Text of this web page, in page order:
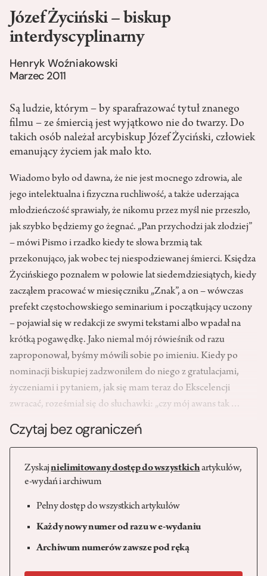
Józef Życiński – biskup
interdyscyplinarny
Henryk Woźniakowski
Marzec 2011
Są ludzie, którym – by sparafrazować tytuł znanego
filmu – ze śmiercią jest wyjątkowo nie do twarzy. Do
takich osób należał arcybiskup Józef Życiński, człowiek
emanujący życiem jak mało kto.
Wiadomo było od dawna, że nie jest mocnego zdrowia, ale
jego intelektualna i fizyczna ruchliwość, a także uderzająca
młodzieńczość sprawiały, że nikomu przez myśl nie przeszło,
jak szybko będziemy go żegnać. „Pan przychodzi jak złodziej”
– mówi Pismo i rzadko kiedy te słowa brzmią tak
przekonująco, jak wobec tej niespodziewanej śmierci. Księdza
Życińskiego poznałem w połowie lat siedemdziesiątych, kiedy
zacząłem pracować w miesięczniku „Znak”, a on – wówczas
prefekt częstochowskiego seminarium i początkujący uczony
– pojawiał się w redakcji ze swymi tekstami albo wpadał na
krótką pogawędkę. Jako niemal mój rówieśnik od razu
zaproponował, byśmy mówili sobie po imieniu. Kiedy po
nominacji biskupiej zadzwoniłem do niego z gratulacjami,
życzeniami i pytaniem, jak się mam teraz do Ekscelencji
zwracać, roześmiał się do słuchawki: „czy mój awans tak…
Czytaj bez ograniczeń
Zyskajnielimitowany dostęp do wszystkichartykułów,
e-wydań i archiwum
Pełny dostęp do wszystkich artykułów
Każdy nowy numer od razu w e-wydaniu
Archiwum numerów zawsze pod ręką